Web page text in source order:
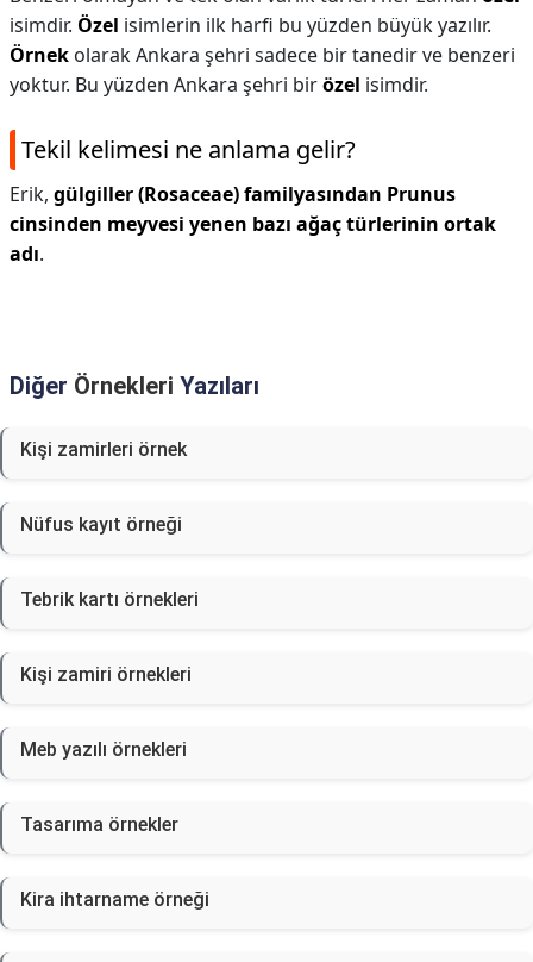
isimdir. Özel isimlerin ilk harfi bu yüzden büyük yazılır.
Örnek olarak Ankara şehri sadece bir tanedir ve benzeri
yoktur. Bu yüzden Ankara şehri birözel isimdir.
Tekil kelimesi ne anlama gelir?
Erik, gülgiller (Rosaceae) familyasından Prunus
cinsinden meyvesi yenen bazı ağaç türlerinin ortak
adı.
Diğer Örnekleri Yazıları
Kişi zamirleri örnek
Nüfus kayıt örneği
Tebrik kartı örnekleri
Kişi zamiri örnekleri
Meb yazılı örnekleri
Tasarıma örnekler
Kira ihtarname örneği